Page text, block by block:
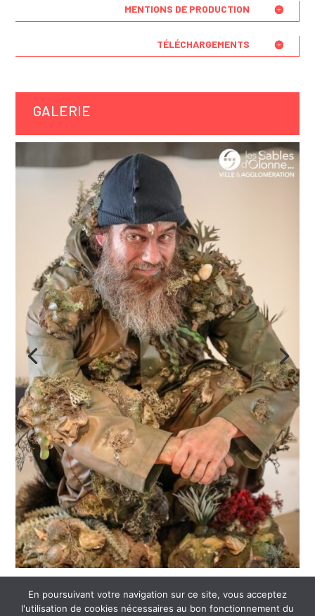
MENTIONS DE PRODUCTION
TÉLÉCHARGEMENTS
GALERIE
En poursuivant votre navigation sur ce site, vous acceptez
l'utilisation de cookies nécessaires au bon fonctionnement du